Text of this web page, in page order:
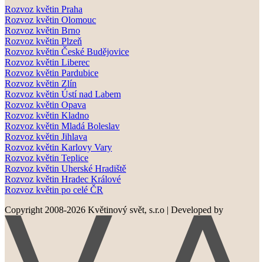
Rozvoz květin Praha
Rozvoz květin Olomouc
Rozvoz květin Brno
Rozvoz květin Plzeň
Rozvoz květin České Budějovice
Rozvoz květin Liberec
Rozvoz květin Pardubice
Rozvoz květin Zlín
Rozvoz květin Ústí nad Labem
Rozvoz květin Opava
Rozvoz květin Kladno
Rozvoz květin Mladá Boleslav
Rozvoz květin Jihlava
Rozvoz květin Karlovy Vary
Rozvoz květin Teplice
Rozvoz květin Uherské Hradiště
Rozvoz květin Hradec Králové
Rozvoz květin po celé ČR
Copyright 2008-2026 Květinový svět, s.r.o | Developed by